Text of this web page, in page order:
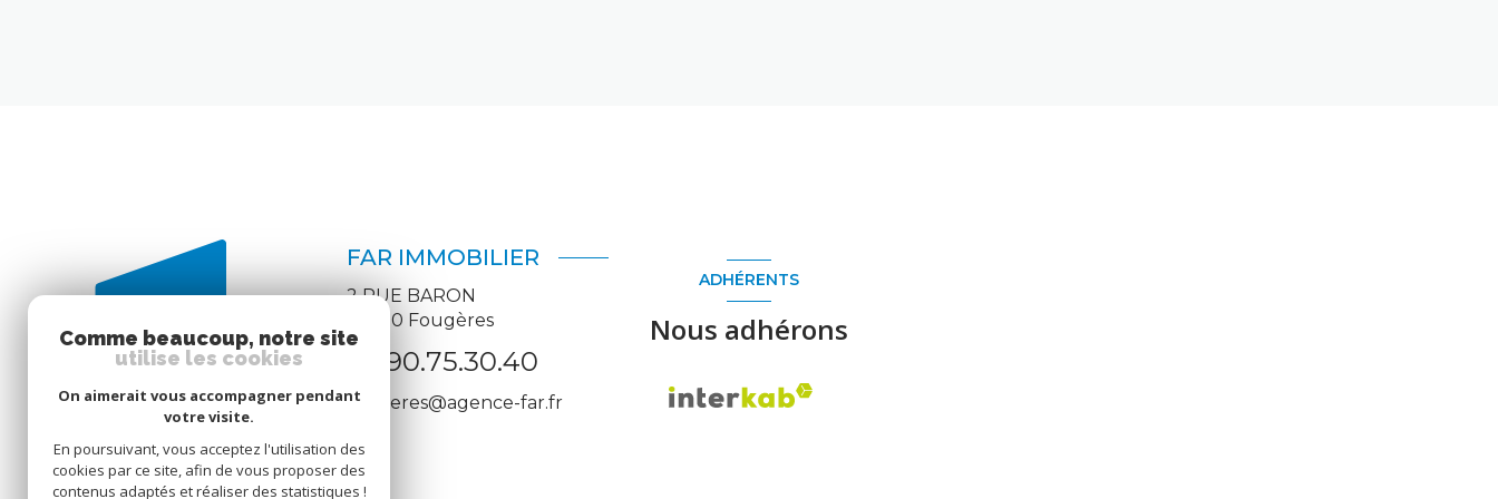
FAR IMMOBILIER
2 RUE BARON
35300 Fougères
02.90.75.30.40
fougeres@agence-far.fr
ADHÉRENTS
Nous adhérons
Comme beaucoup, notre site
utilise les cookies
On aimerait vous accompagner pendant
votre visite.
En poursuivant, vous acceptez l'utilisation des
cookies par ce site, afin de vous proposer des
contenus adaptés et réaliser des statistiques !